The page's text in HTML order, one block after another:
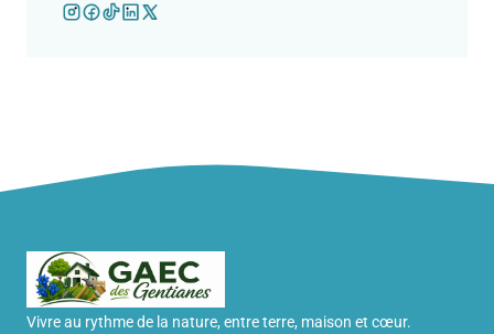
Vivre au rythme de la nature, entre terre, maison et cœur.